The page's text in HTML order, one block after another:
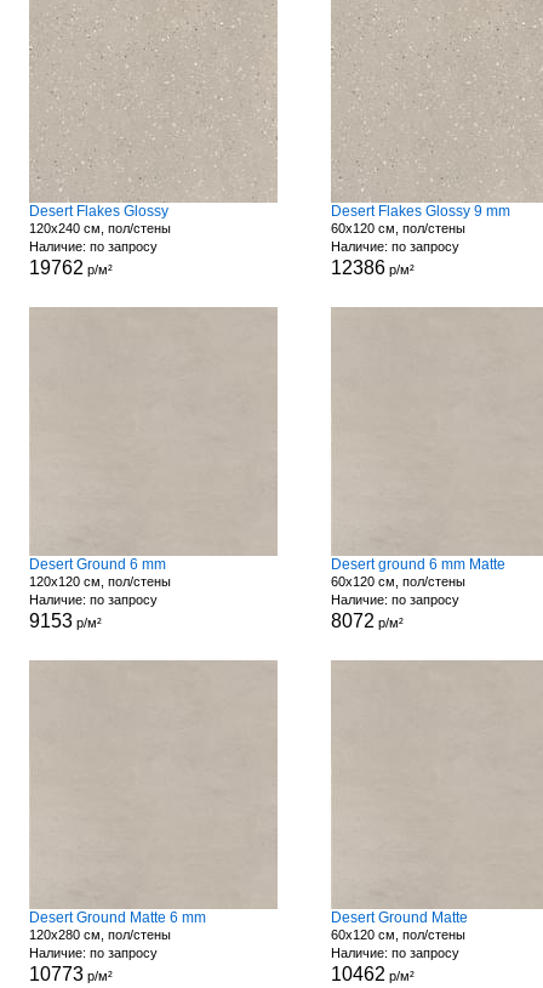
Desert Flakes Glossy
120x240 см, пол/стены
Наличие: по запросу
19762 р/м²
Desert Flakes Glossy 9 mm
60x120 см, пол/стены
Наличие: по запросу
12386р/м²
Desert Ground 6 mm
120x120 см, пол/стены
Наличие: по запросу
9153р/м²
Desert ground 6 mm Matte
60x120 см, пол/стены
Наличие: по запросу
8072 р/м²
Desert Ground Matte 6 mm
120x280 см, пол/стены
Наличие: по запросу
10773р/м²
Desert Ground Matte
60x120 см, пол/стены
Наличие: по запросу
10462 р/м²